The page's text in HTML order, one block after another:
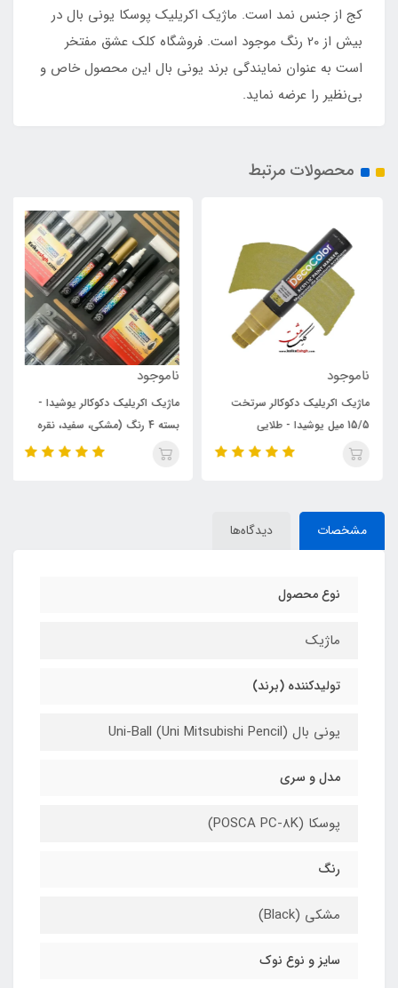
کج از جنس نمد است. ماژیک اکریلیک پوسکا یونی بال در
بیش از 20 رنگ موجود است. فروشگاه کلک عشق مفتخر
است به عنوان نمایندگی برند یونی بال این محصول خاص و
بی‌نظیر را عرضه نماید.
محصولات مرتبط
ناموجود
ماژیک اکریلیک دکوکالر سرتخت
15/5 میل یوشیدا - طلایی
ناموجود
ماژیک اکریلیک دکوکالر یوشیدا -
بسته 4 رنگ (مشکی، سفید، نقره
ای و طلایی)
مشخصات دیدگاه‌ها
نوع محصول
ماژیک
تولیدکننده (برند)
یونی بال (Uni-Ball (Uni Mitsubishi Pencil
مدل و سری
پوسکا (POSCA PC-8K)
رنگ
مشکی (Black)
سایز و نوع نوک